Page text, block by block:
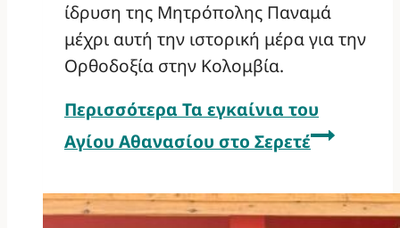
ίδρυση της Μητρόπολης Παναμά
μέχρι αυτή την ιστορική μέρα για την
Ορθοδοξία στην Κολομβία.
Περισσότερα Τα εγκαίνια του
Αγίου Αθανασίου στο Σερετέ